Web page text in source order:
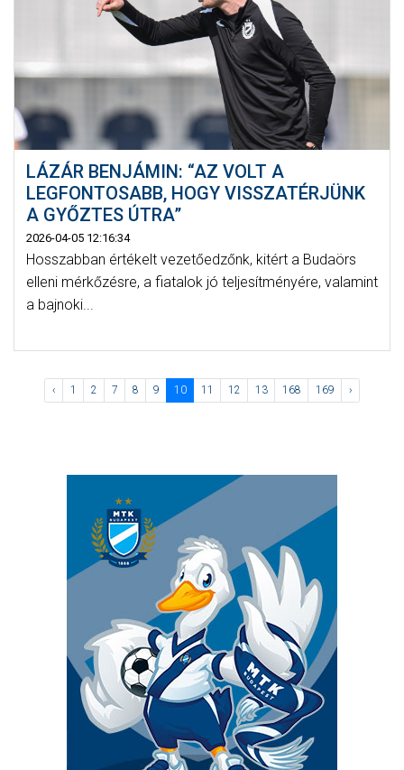
LÁZÁR BENJÁMIN: “AZ VOLT A
LEGFONTOSABB, HOGY VISSZATÉRJÜNK
A GYŐZTES ÚTRA”
2026-04-05 12:16:34
Hosszabban értékelt vezetőedzőnk, kitért a Budaörs
elleni mérkőzésre, a fiatalok jó teljesítményére, valamint
a bajnoki...
‹ 1 2 7 8 9 10 11 12 13 168 169 ›